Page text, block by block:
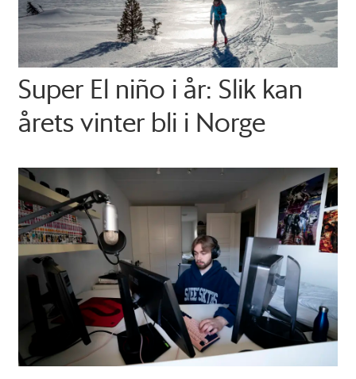
Super El niño i år: Slik kan
årets vinter bli i Norge